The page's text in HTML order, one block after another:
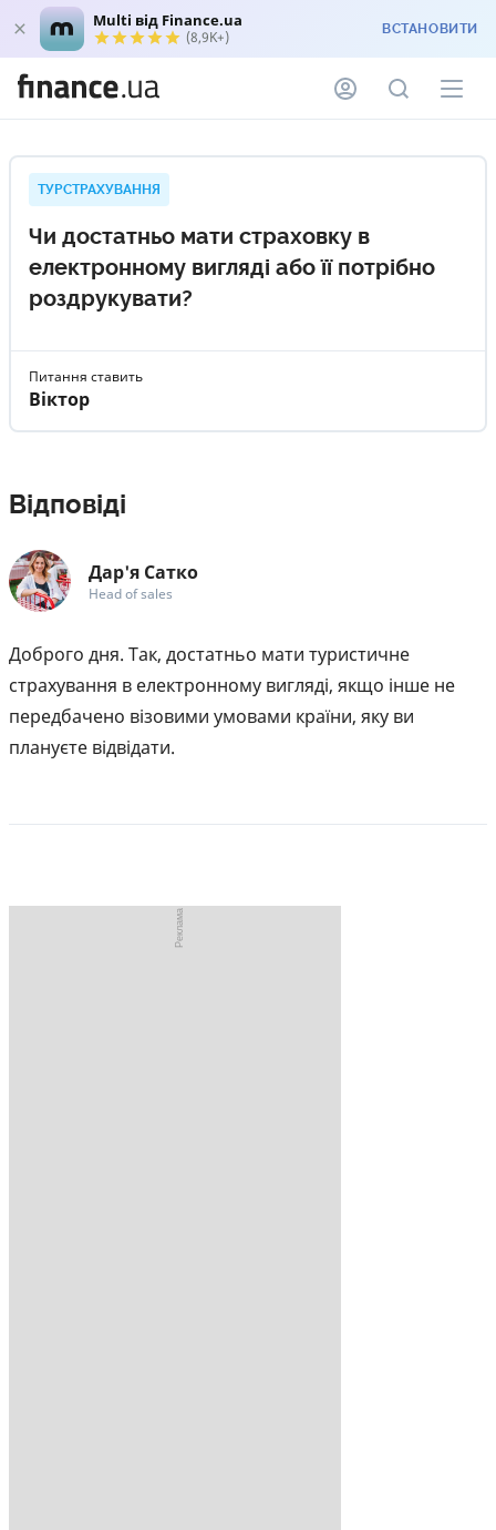
Multi від Finance.ua
(8,9K+) ВСТАНОВИТИ
ТУРСТРАХУВАННЯ
Чи достатньо мати страховку в
електронному вигляді або її потрібно
роздрукувати?
Питання ставить
Віктор
Відповіді
Дар'я Сатко
Head of sales
Доброго дня. Так, достатньо мати туристичне
страхування в електронному вигляді, якщо інше не
передбачено візовими умовами країни, яку ви
плануєте відвідати.